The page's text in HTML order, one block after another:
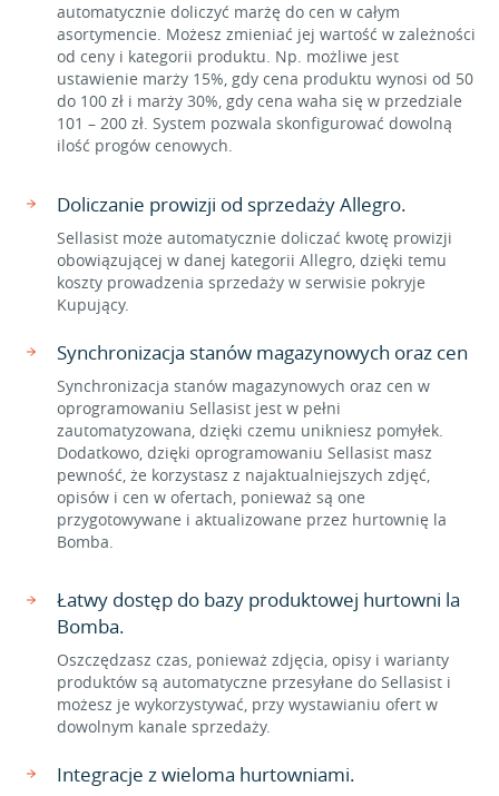
automatycznie doliczyć marżę do cen w całym
asortymencie. Możesz zmieniać jej wartość w zależności
od ceny i kategorii produktu. Np. możliwe jest
ustawienie marży 15%, gdy cena produktu wynosi od 50
do 100 zł i marży 30%, gdy cena waha się w przedziale
101 – 200 zł. System pozwala skonfigurować dowolną
ilość progów cenowych.
Doliczanie prowizji od sprzedaży Allegro.
Sellasist może automatycznie doliczać kwotę prowizji
obowiązującej w danej kategorii Allegro, dzięki temu
koszty prowadzenia sprzedaży w serwisie pokryje
Kupujący.
Synchronizacja stanów magazynowych oraz cen
Synchronizacja stanów magazynowych oraz cen w
oprogramowaniu Sellasist jest w pełni
zautomatyzowana, dzięki czemu unikniesz pomyłek.
Dodatkowo, dzięki oprogramowaniu Sellasist masz
pewność, że korzystasz z najaktualniejszych zdjęć,
opisów i cen w ofertach, ponieważ są one
przygotowywane i aktualizowane przez hurtownię la
Bomba.
Łatwy dostęp do bazy produktowej hurtowni la
Bomba.
Oszczędzasz czas, ponieważ zdjęcia, opisy i warianty
produktów są automatyczne przesyłane do Sellasist i
możesz je wykorzystywać, przy wystawianiu ofert w
dowolnym kanale sprzedaży.
Integracje z wieloma hurtowniami.